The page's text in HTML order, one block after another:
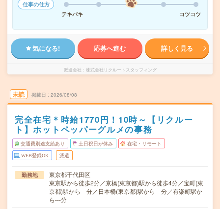
仕事の仕方
テキパキ
コツコツ
気になる! 応募へ進む 詳しく見る
派遣会社 株式会社リクルートスタッフィング
未読 掲載日 2026/08/08
完全在宅＊時給1770円！10時～【リクルー
ト】ホットペッパーグルメの事務
交通費別途支給あり 土日祝日が休み 在宅・リモート
WEB登録OK 派遣
勤務地
東京都千代田区
東京駅から徒歩2分／京橋(東京都)駅から徒歩4分／宝町(東
京都)駅から---分／日本橋(東京都)駅から---分／有楽町駅か
ら---分